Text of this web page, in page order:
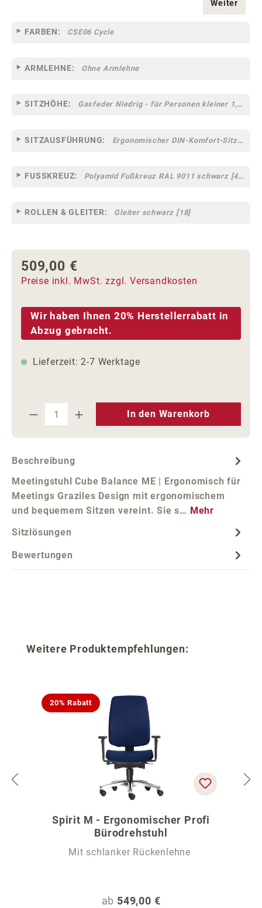
Weiter
FARBEN: CSE06 Cycle
ARMLEHNE: Ohne Armlehne
SITZHÖHE: Gasfeder Niedrig - für Personen kleiner 1,60 m
SITZAUSFÜHRUNG: Ergonomischer DIN-Komfort-Sitz [75]
FUSSKREUZ: Polyamid Fußkreuz RAL 9011 schwarz [44]
ROLLEN & GLEITER: Gleiter schwarz [18]
Regulärer Preis:
509,00 €
Preise inkl. MwSt. zzgl. Versandkosten
Wir haben Ihnen 20% Herstellerrabatt in
Abzug gebracht.
Lieferzeit: 2-7 Werktage
Produkt Anzahl: Gib den
In den Warenkorb
Beschreibung
Meetingstuhl Cube Balance ME | Ergonomisch für
Meetings Graziles Design mit ergonomischem
und bequemem Sitzen vereint. Sie s… Mehr
Sitzlösungen
Bewertungen
Produktgalerie überspringen
Weitere Produktempfehlungen:
20% Rabatt
Spirit M - Ergonomischer Profi
Bürodrehstuhl
Mit schlanker Rückenlehne
Regulärer Preis:
ab 549,00 €